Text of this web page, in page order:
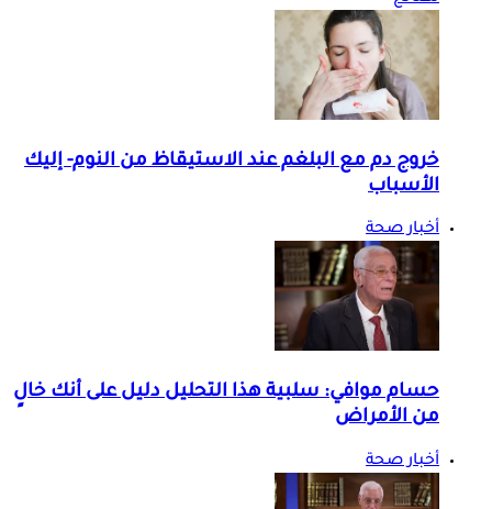
خروج دم مع البلغم عند الاستيقاظ من النوم- إليك
الأسباب
أخبار صحة
حسام موافي: سلبية هذا التحليل دليل على أنك خالٍ
من الأمراض
أخبار صحة